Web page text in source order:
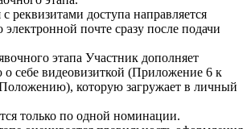
реквизитами доступа направляется
электронной почте сразу после подачи
этапа Участник дополняет
себе видеовизиткой (Приложение 6 к
которую загружает в личный
только по одной номинации.